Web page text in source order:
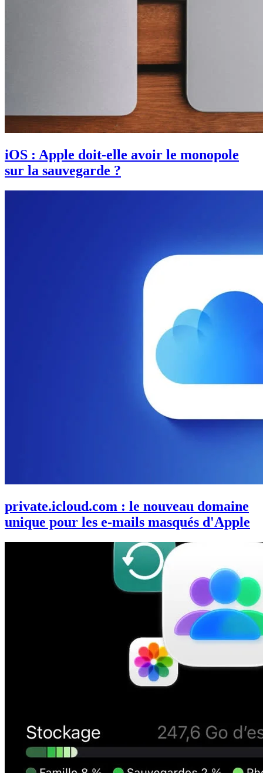
iOS : Apple doit-elle avoir le monopole
sur la sauvegarde ?
private.icloud.com : le nouveau domaine
unique pour les e-mails masqués d'Apple